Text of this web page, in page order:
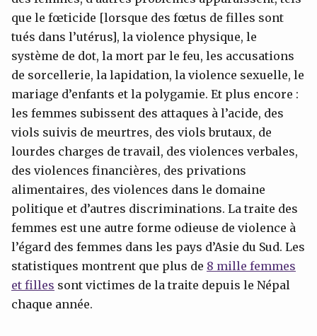
que le fœticide [lorsque des fœtus de filles sont
tués dans l’utérus], la violence physique, le
système de dot, la mort par le feu, les accusations
de sorcellerie, la lapidation, la violence sexuelle, le
mariage d’enfants et la polygamie. Et plus encore :
les femmes subissent des attaques à l’acide, des
viols suivis de meurtres, des viols brutaux, de
lourdes charges de travail, des violences verbales,
des violences financières, des privations
alimentaires, des violences dans le domaine
politique et d’autres discriminations. La traite des
femmes est une autre forme odieuse de violence à
l’égard des femmes dans les pays d’Asie du Sud. Les
statistiques montrent que plus de 8 mille femmes
et filles sont victimes de la traite depuis le Népal
chaque année.